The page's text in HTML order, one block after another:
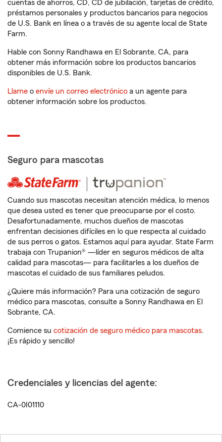
cuentas de ahorros, CD, CD de jubilación, tarjetas de crédito,
préstamos personales y productos bancarios para negocios
de U.S. Bank en línea o a través de su agente local de State
Farm.
Hable con Sonny Randhawa en El Sobrante, CA, para
obtener más información sobre los productos bancarios
disponibles de U.S. Bank.
Llame o envíe un correo electrónico a un agente para
obtener información sobre los productos.
Seguro para mascotas
Cuando sus mascotas necesitan atención médica, lo menos
que desea usted es tener que preocuparse por el costo.
Desafortunadamente, muchos dueños de mascotas
enfrentan decisiones difíciles en lo que respecta al cuidado
de sus perros o gatos. Estamos aquí para ayudar. State Farm
trabaja con Trupanion® —líder en seguros médicos de alta
calidad para mascotas— para facilitarles a los dueños de
mascotas el cuidado de sus familiares peludos.
¿Quiere más información? Para una cotización de seguro
médico para mascotas, consulte a Sonny Randhawa en El
Sobrante, CA.
Comience su cotización de seguro médico para mascotas.
¡Es rápido y sencillo!
Credenciales y licencias del agente:
CA-0I01110